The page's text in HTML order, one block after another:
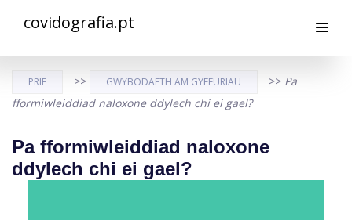
covidografia.pt
PRIF >> GWYBODAETH AM GYFFURIAU >> Pa
fformiwleiddiad naloxone ddylech chi ei gael?
Pa fformiwleiddiad naloxone
ddylech chi ei gael?